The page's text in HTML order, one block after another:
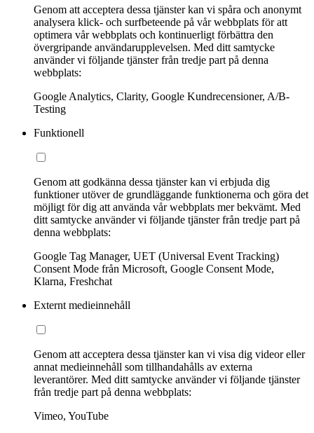
Genom att acceptera dessa tjänster kan vi spåra och anonymt
analysera klick- och surfbeteende på vår webbplats för att
optimera vår webbplats och kontinuerligt förbättra den
övergripande användarupplevelsen. Med ditt samtycke
använder vi följande tjänster från tredje part på denna
webbplats:
Google Analytics, Clarity, Google Kundrecensioner, A/B-
Testing
Funktionell
Genom att godkänna dessa tjänster kan vi erbjuda dig
funktioner utöver de grundläggande funktionerna och göra det
möjligt för dig att använda vår webbplats mer bekvämt. Med
ditt samtycke använder vi följande tjänster från tredje part på
denna webbplats:
Google Tag Manager, UET (Universal Event Tracking)
Consent Mode från Microsoft, Google Consent Mode,
Klarna, Freshchat
Externt medieinnehåll
Genom att acceptera dessa tjänster kan vi visa dig videor eller
annat medieinnehåll som tillhandahålls av externa
leverantörer. Med ditt samtycke använder vi följande tjänster
från tredje part på denna webbplats:
Vimeo, YouTube